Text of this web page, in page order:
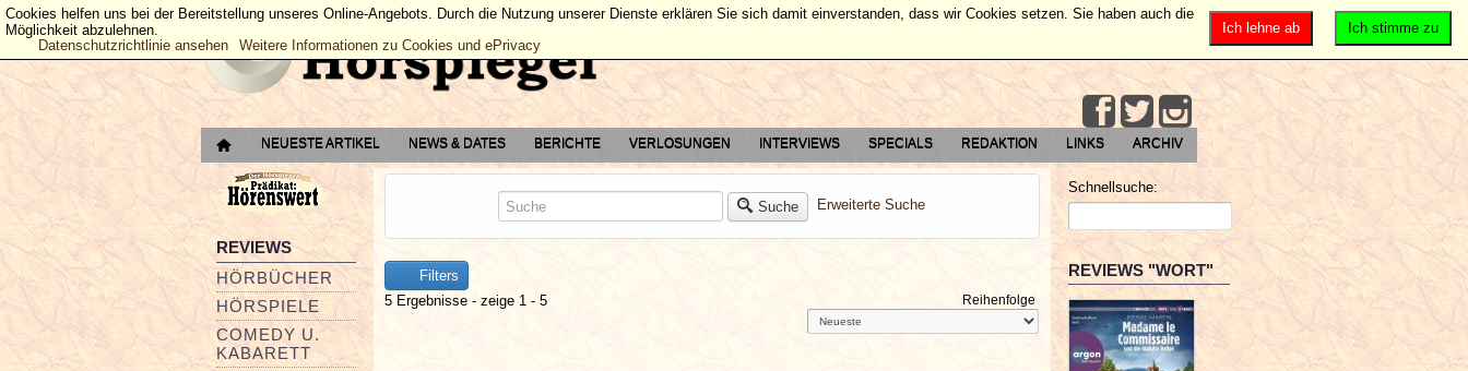
NEUESTE ARTIKEL NEWS & DATES BERICHTE VERLOSUNGEN INTERVIEWS SPECIALS REDAKTION LINKS ARCHIV
REVIEWS
HÖRBÜCHER
HÖRSPIELE
COMEDY U.
KABARETT
Suche Erweiterte Suche
Filters
5 Ergebnisse - zeige 1 - 5
Reihenfolge
Schnellsuche:
REVIEWS "WORT"
Ich stimme zu
Ich lehne ab
Cookies helfen uns bei der Bereitstellung unseres Online-Angebots. Durch die Nutzung unserer Dienste erklären Sie sich damit einverstanden, dass wir Cookies setzen. Sie haben auch die
Möglichkeit abzulehnen.
Datenschutzrichtlinie ansehen
Weitere Informationen zu Cookies und ePrivacy